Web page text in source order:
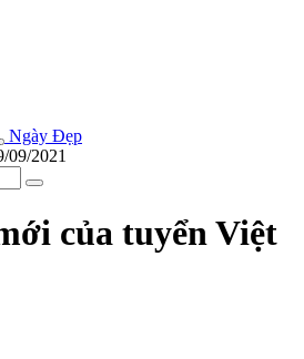
Ngày Đẹp
09/2021
của tuyển Việt